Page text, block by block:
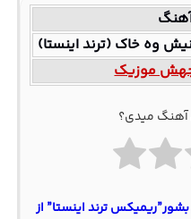
وه خاک (ترند اینستا)
موزیک
آهنگ میدی؟
ترند اینستا” از